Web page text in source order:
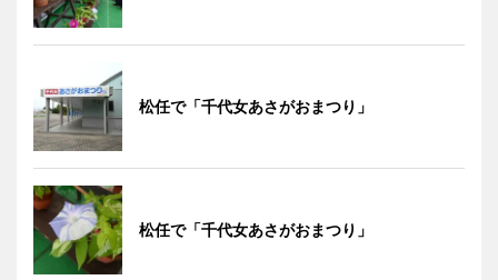
松任で「千代女あさがおまつり」
松任で「千代女あさがおまつり」